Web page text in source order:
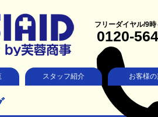
フリーダイヤル/9
0120-
スタッフ紹介 お客様